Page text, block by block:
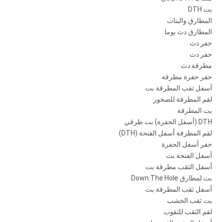
بت DTH
المطارق والبتات
المطارق دث بوما
حفر دث
حفر دث
مطرقة دث
حفر حفرة مطرقة
أسفل ثقب المطرقة بت
لقم المطرقة للصخور
بت المطرقة
DTH (أسفل الحفرة) بت طرقي
لقم المطرقة أسفل الفتحة (DTH)
حفر أسفل الحفرة
أسفل الفتحة بت
أسفل الثقب مطرقة بت
بت لمطارق Down The Hole
أسفل ثقب المطرقة بت
بت ثقب الخشب
لقم الثقب للثقوب